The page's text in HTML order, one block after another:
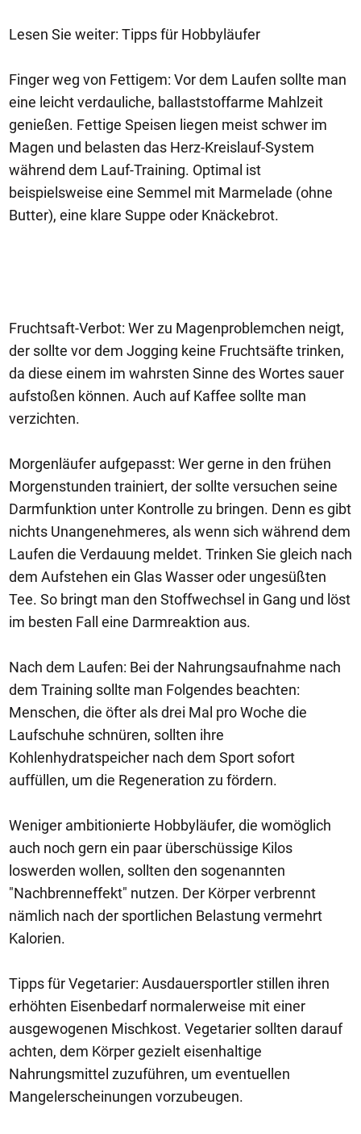
Lesen Sie weiter: Tipps für Hobbyläufer
Finger weg von Fettigem: Vor dem Laufen sollte man
eine leicht verdauliche, ballaststoffarme Mahlzeit
genießen. Fettige Speisen liegen meist schwer im
Magen und belasten das Herz-Kreislauf-System
während dem Lauf-Training. Optimal ist
beispielsweise eine Semmel mit Marmelade (ohne
Butter), eine klare Suppe oder Knäckebrot.
Fruchtsaft-Verbot: Wer zu Magenproblemchen neigt,
der sollte vor dem Jogging keine Fruchtsäfte trinken,
da diese einem im wahrsten Sinne des Wortes sauer
aufstoßen können. Auch auf Kaffee sollte man
verzichten.
Morgenläufer aufgepasst: Wer gerne in den frühen
Morgenstunden trainiert, der sollte versuchen seine
Darmfunktion unter Kontrolle zu bringen. Denn es gibt
nichts Unangenehmeres, als wenn sich während dem
Laufen die Verdauung meldet. Trinken Sie gleich nach
dem Aufstehen ein Glas Wasser oder ungesüßten
Tee. So bringt man den Stoffwechsel in Gang und löst
im besten Fall eine Darmreaktion aus.
Nach dem Laufen: Bei der Nahrungsaufnahme nach
dem Training sollte man Folgendes beachten:
Menschen, die öfter als drei Mal pro Woche die
Laufschuhe schnüren, sollten ihre
Kohlenhydratspeicher nach dem Sport sofort
auffüllen, um die Regeneration zu fördern.
Weniger ambitionierte Hobbyläufer, die womöglich
auch noch gern ein paar überschüssige Kilos
loswerden wollen, sollten den sogenannten
"Nachbrenneffekt" nutzen. Der Körper verbrennt
nämlich nach der sportlichen Belastung vermehrt
Kalorien.
Tipps für Vegetarier: Ausdauersportler stillen ihren
erhöhten Eisenbedarf normalerweise mit einer
ausgewogenen Mischkost. Vegetarier sollten darauf
achten, dem Körper gezielt eisenhaltige
Nahrungsmittel zuzuführen, um eventuellen
Mangelerscheinungen vorzubeugen.